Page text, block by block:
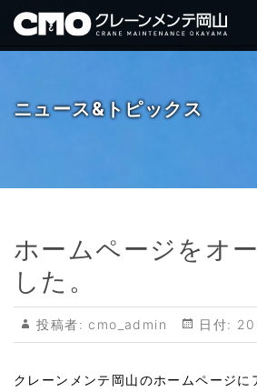
山・倉敷の天井クレー
ニュース&トピックス
ホームページをオ
した。
投稿者: cmo_admin 日付:
クレーンメンテ岡山のホームページに